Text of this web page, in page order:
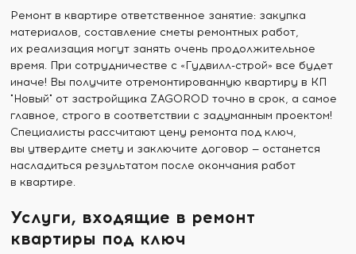
Ремонт в квартире ответственное занятие: закупка
материалов, составление сметы ремонтных работ,
их реализация могут занять очень продолжительное
время. При сотрудничестве с «Гудвилл-строй» все будет
иначе! Вы получите отремонтированную квартиру в КП
"Новый" от застройщика ZAGOROD точно в срок, а самое
главное, строго в соответствии с задуманным проектом!
Специалисты рассчитают цену ремонта под ключ,
вы утвердите смету и заключите договор — останется
насладиться результатом после окончания работ
в квартире.
Услуги, входящие в ремонт
квартиры под ключ